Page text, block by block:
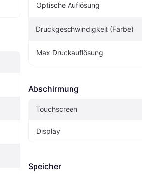
Optische Auflösung
Druckgeschwindigkeit (Farbe)
Max Druckauflösung
Abschirmung
Touchscreen
Display
Speicher